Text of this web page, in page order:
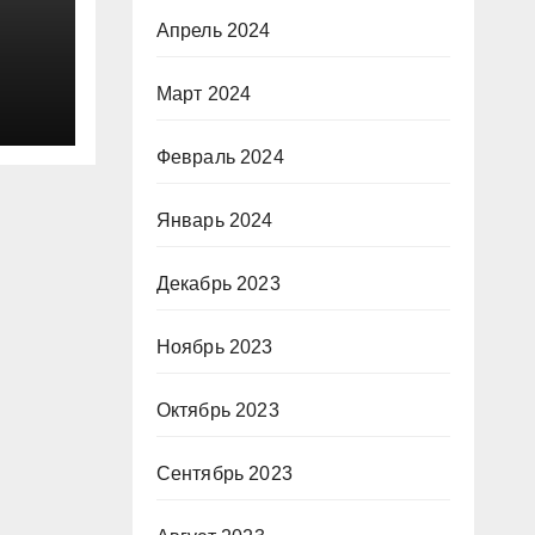
Апрель 2024
Март 2024
Февраль 2024
Январь 2024
Декабрь 2023
Ноябрь 2023
Октябрь 2023
Сентябрь 2023